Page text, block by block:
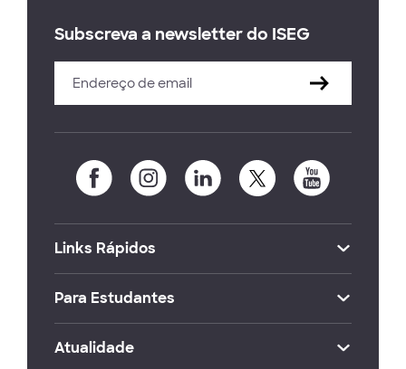
Subscreva a newsletter do ISEG
Links Rápidos
Para Estudantes
Atualidade